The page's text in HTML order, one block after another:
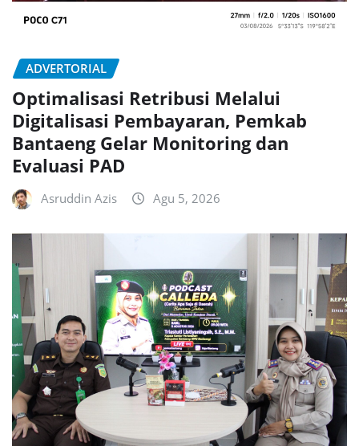
ADVERTORIAL
Optimalisasi Retribusi Melalui
Digitalisasi Pembayaran, Pemkab
Bantaeng Gelar Monitoring dan
Evaluasi PAD
Asruddin Azis Agu 5, 2026